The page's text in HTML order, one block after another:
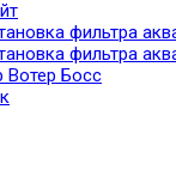
фильтра
фильтра
Вотер Босс